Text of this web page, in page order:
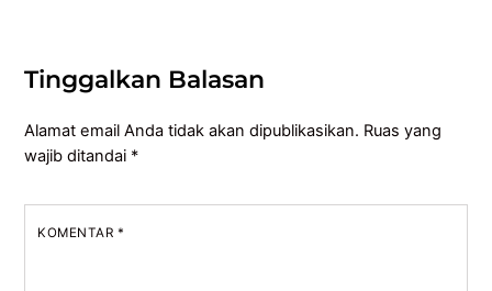
Tinggalkan Balasan
Alamat email Anda tidak akan dipublikasikan. Ruas yang
wajib ditandai *
KOMENTAR *